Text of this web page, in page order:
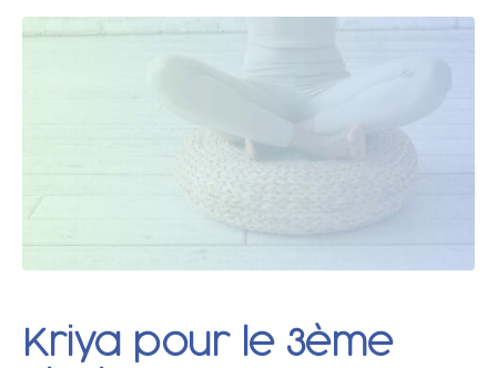
Kriya pour le 3ème